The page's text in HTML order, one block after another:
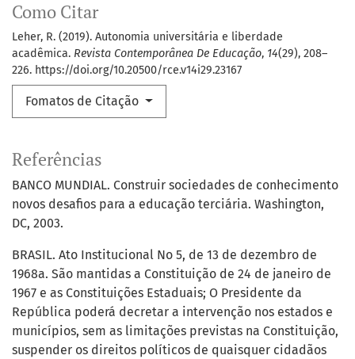
Como Citar
Leher, R. (2019). Autonomia universitária e liberdade
acadêmica. Revista Contemporânea De Educação, 14(29), 208–
226. https://doi.org/10.20500/rce.v14i29.23167
Fomatos de Citação
Referências
BANCO MUNDIAL. Construir sociedades de conhecimento
novos desafios para a educação terciária. Washington,
DC, 2003.
BRASIL. Ato Institucional No 5, de 13 de dezembro de
1968a. São mantidas a Constituição de 24 de janeiro de
1967 e as Constituições Estaduais; O Presidente da
República poderá decretar a intervenção nos estados e
municípios, sem as limitações previstas na Constituição,
suspender os direitos políticos de quaisquer cidadãos